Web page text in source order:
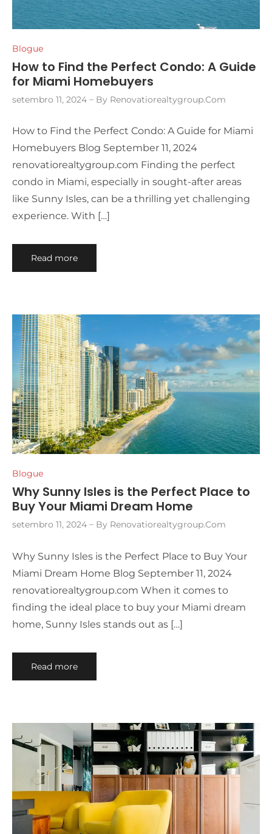
Blogue
How to Find the Perfect Condo: A Guide
for Miami Homebuyers
setembro 11, 2024 By Renovatiorealtygroup.com
How to Find the Perfect Condo: A Guide for Miami
Homebuyers Blog September 11, 2024
renovatiorealtygroup.com Finding the perfect
condo in Miami, especially in sought-after areas
like Sunny Isles, can be a thrilling yet challenging
experience. With […]
Read more
Blogue
Why Sunny Isles is the Perfect Place to
Buy Your Miami Dream Home
setembro 11, 2024 By Renovatiorealtygroup.com
Why Sunny Isles is the Perfect Place to Buy Your
Miami Dream Home Blog September 11, 2024
renovatiorealtygroup.com When it comes to
finding the ideal place to buy your Miami dream
home, Sunny Isles stands out as […]
Read more